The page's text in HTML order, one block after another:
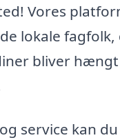
Vores
lokale fagfolk,
bliver
service kan du